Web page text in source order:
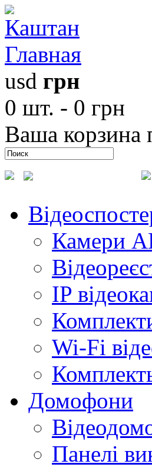
Главная
usd грн
0 шт. - 0 грн
Ваша корзина
Камери
IP
Wi-Fi
Домофони
Панелі